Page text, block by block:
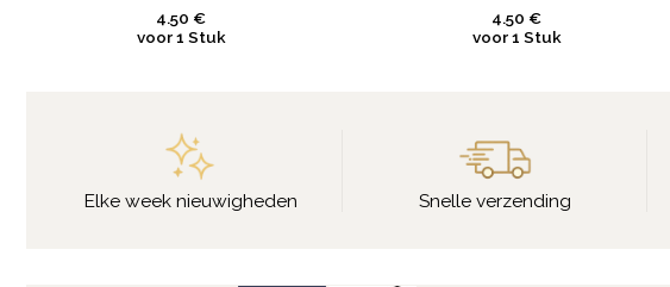
4.50 €
voor 1 Stuk
4.50 €
voor 1 Stuk
Elke week nieuwigheden Snelle verzending